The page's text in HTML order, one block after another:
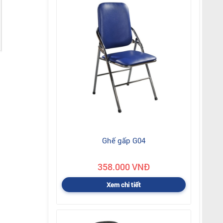
Ghế gấp G04
358.000 VNĐ
Xem chi tiết